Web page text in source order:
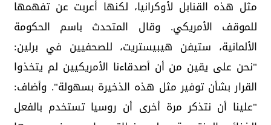
مثل هذه القنابل لأوكرانيا، لكنها أعربت عن تفهمها
للموقف الأمريكي. وقال المتحدث باسم الحكومة
الألمانية، ستيفن هيبيستريت، للصحفيين في برلين:
"نحن على يقين من أن أصدقاءنا الأمريكيين لم يتخذوا
القرار بشأن توفير مثل هذه الذخيرة بسهولة". وأضاف:
"علينا أن نتذكر مرة أخرى أن روسيا تستخدم بالفعل